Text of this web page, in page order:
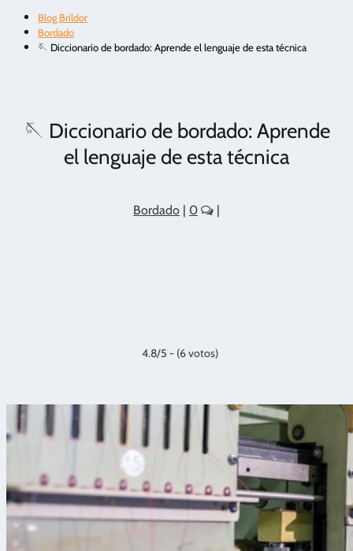
Blog Brildor
Bordado
🪡 Diccionario de bordado: Aprende el lenguaje de esta técnica
🪡 Diccionario de bordado: Aprende
el lenguaje de esta técnica
Bordado | 0 |
4.8/5 - (6 votos)